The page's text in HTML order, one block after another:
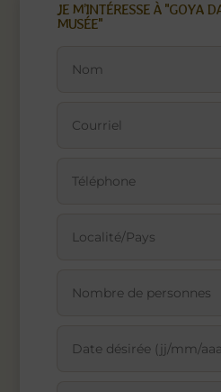
JE M’INTÉRESSE À "GOYA
MUSÉE"